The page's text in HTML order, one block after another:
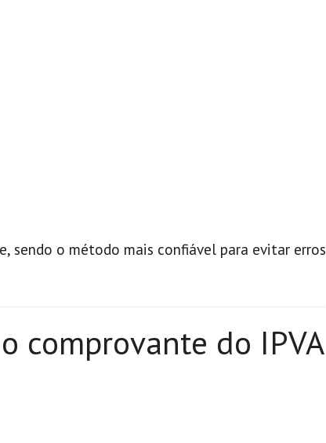
sendo o método mais confiável para evitar erros
comprovante do IPVA